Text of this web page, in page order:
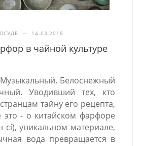
— 14.03.2018
в чайной культуре
Белоснежный
Уводивший тех, кто
тайну его рецепта,
это - о китайском фарфоре
cí), уникальном материале,
вода превращается в